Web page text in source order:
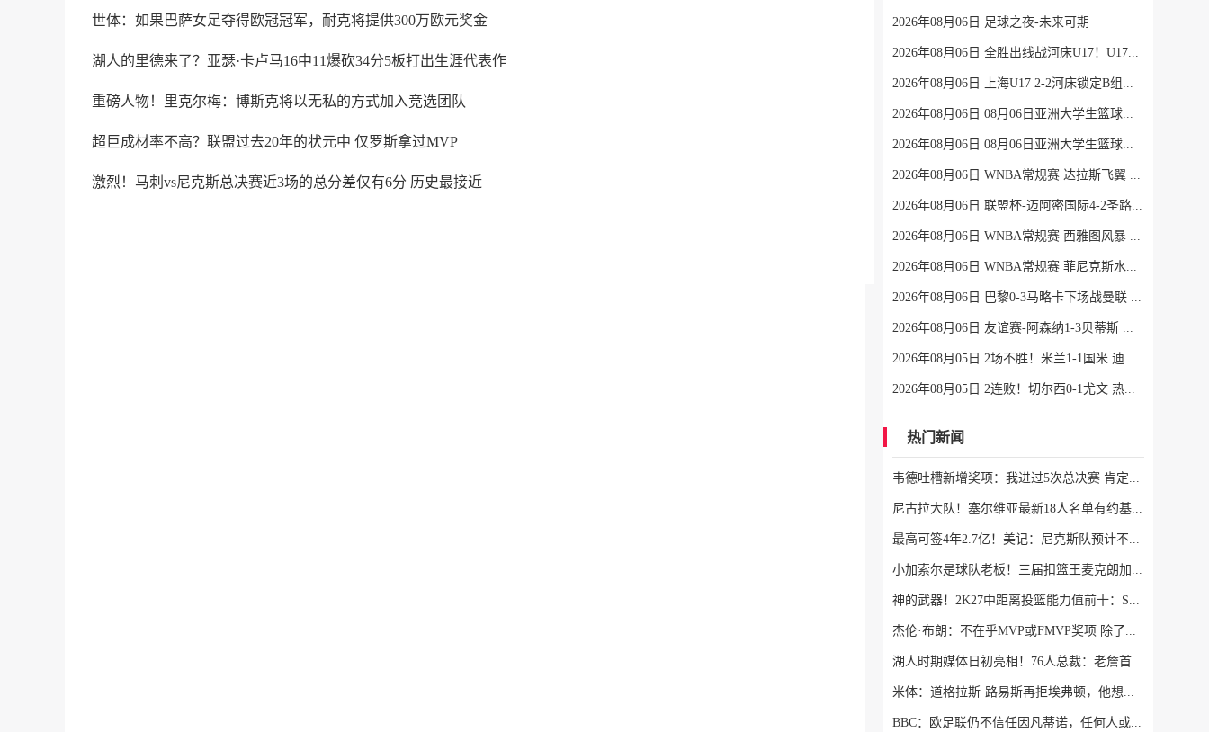
世体：如果巴萨女足夺得欧冠冠军，耐克将提供300万欧元奖金
湖人的里德来了？亚瑟·卡卢马16中11爆砍34分5板打出生涯代表作
重磅人物！里克尔梅：博斯克将以无私的方式加入竞选团队
超巨成材率不高？联盟过去20年的状元中 仅罗斯拿过MVP
激烈！马刺vs尼克斯总决赛近3场的总分差仅有6分 历史最接近
2026年08月06日 足球之夜-未来可期
2026年08月06日 全胜出线战河床U17！U17国足2-1十人药厂U17 赵松源登场1分钟传射
2026年08月06日 上海U17 2-2河床锁定B组第1 吕孟洋点射阿布力米破门 将战A组第2
2026年08月06日 08月06日亚洲大学生篮球联赛8强赛 北京大学 77 - 79 上海交通大学 集锦
2026年08月06日 08月06日亚洲大学生篮球联赛8强赛 延世大学 67 - 72 政治大学 集锦
2026年08月06日 WNBA常规赛 达拉斯飞翼 92 - 96 华盛顿神秘人 全场集锦
2026年08月06日 联盟杯-迈阿密国际4-2圣路易斯 梅西2射1传 阿伦助攻戴帽
2026年08月06日 WNBA常规赛 西雅图风暴 86 - 92 纽约自由人 全场集锦
2026年08月06日 WNBA常规赛 菲尼克斯水星 82 - 96 亚特兰大梦想 全场集锦
2026年08月06日 巴黎0-3马略卡下场战曼联 巴黎全场控球近6成+8射3正未果
2026年08月06日 友谊赛-阿森纳1-3贝蒂斯 因卡皮耶破门难救主 福纳尔斯1射2传
2026年08月05日 2场不胜！米兰1-1国米 迪马尔科破门 恩昆库造点+点射拉莫斯登场
2026年08月05日 2连败！切尔西0-1尤文 热格罗瓦世界波制胜穆德里克时隔614天复出
热门新闻
韦德吐槽新增奖项：我进过5次总决赛 肯定能拿一两个东决MVP
尼古拉大队！塞尔维亚最新18人名单有约基奇/约维奇等7个叫尼古拉
最高可签4年2.7亿！美记：尼克斯队预计不会给唐斯提供全额顶薪
小加索尔是球队老板！三届扣篮王麦克朗加盟西班牙赫罗纳俱乐部
神的武器！2K27中距离投篮能力值前十：SGA一枝独秀 KD并列第三
杰伦·布朗：不在乎MVP或FMVP奖项 除了总冠军没任何东西能打动我
湖人时期媒体日初亮相！76人总裁：老詹首次亮相是发布会或媒体日
米体：道格拉斯·路易斯再拒埃弗顿，他想留队 但俱乐部尚未敲定
BBC：欧足联仍不信任因凡蒂诺，任何人或机构为他辩护都无济于事